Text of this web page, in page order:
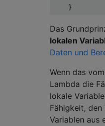
Das
lokalen
Daten und
Wenn das
Lambda die
lokale
Fähigkeit,
Variablen aus